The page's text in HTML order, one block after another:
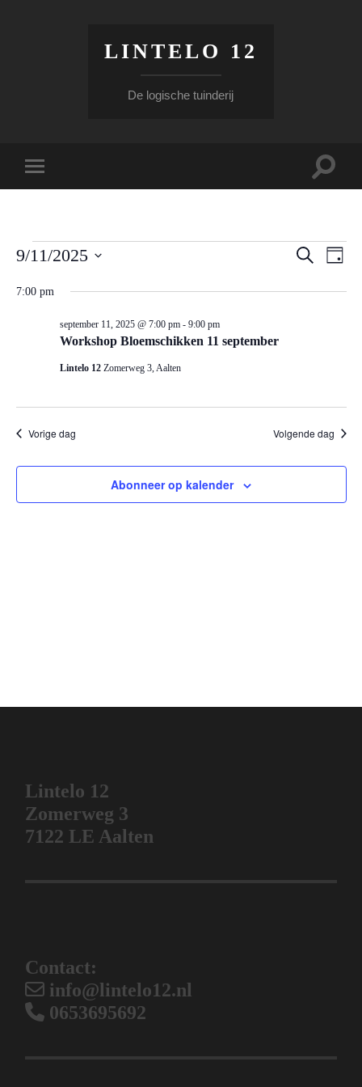
LINTELO 12
De logische tuinderij
mobiel
Toggle
Evenementen
for
september
2025
Zoeken
Dag
9/11/2025
een
datum.
7:00 pm
Workshop Bloemschikken 11 september
september 11, 2025 @ 7:00 pm- 9:00 pm
Lintelo 12 Zomerweg 3, Aalten
Vorige dag Volgende dag
Abonneer op kalender
Lintelo 12
Zomerweg 3
7122 LE Aalten
Contact:
info@lintelo12.nl
0653695692